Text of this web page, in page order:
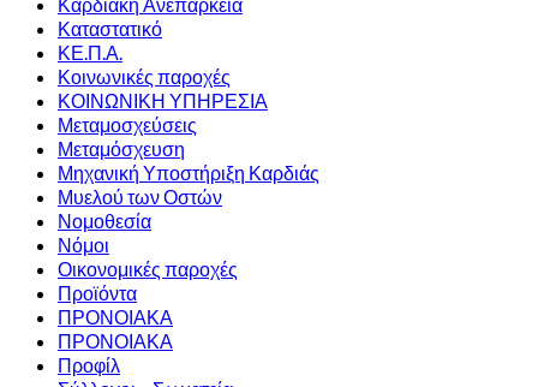
Καταστατικό
ΚΕ.Π.Α.
Κοινωνικές παροχές
ΚΟΙΝΩΝΙΚΗ ΥΠΗΡΕΣΙΑ
Μεταμοσχεύσεις
Μεταμόσχευση
Μηχανική Υποστήριξη Καρδιάς
Μυελού των Οστών
Νομοθεσία
Νόμοι
Οικονομικές παροχές
Προϊόντα
ΠΡΟΝΟΙΑΚΑ
ΠΡΟΝΟΙΑΚΑ
Προφίλ